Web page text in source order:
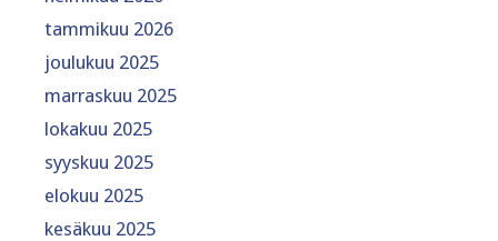
tammikuu 2026
joulukuu 2025
marraskuu 2025
lokakuu 2025
syyskuu 2025
elokuu 2025
kesäkuu 2025